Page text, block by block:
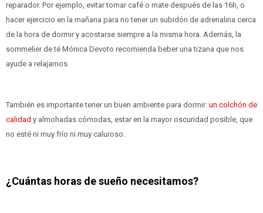
reparador. Por ejemplo, evitar tomar café o mate después de las 16h, o
hacer ejercicio en la mañana para no tener un subidón de adrenalina cerca
de la hora de dormir y acostarse siempre a la misma hora. Además, la
sommelier de té Mónica Devoto recomienda beber una tizana que nos
ayude a relajarnos.
También es importante tener un buen ambiente para dormir: un colchón de
calidad y almohadas cómodas, estar en la mayor oscuridad posible, que
no esté ni muy frío ni muy caluroso.
¿Cuántas horas de sueño necesitamos?